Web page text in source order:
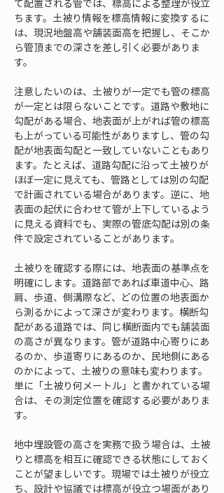
て配置される管では、標高による整理が役立
ちます。土被り情報を標高情報に変換するに
は、現況地盤高や舗装面高を把握し、そこか
ら管頂までの深さを差し引く必要がありま
す。
注意したいのは、土被りが一定でも管の標高
が一定とは限らないことです。道路や敷地に
勾配がある場合、地表面が上がれば管の標高
も上がっている可能性がありますし、管の勾
配が地表面勾配と一致していないこともあり
ます。たとえば、道路勾配に沿って土被りが
ほぼ一定に見えても、管路としては別の勾配
で計画されている場合があります。逆に、地
表面の起伏に合わせて管が上下しているよう
に見える資料でも、実際の管底勾配は別の条
件で設定されていることがあります。
土被りを確認する際には、地表面の基準点を
明確にします。道路部であれば車道中心、路
肩、歩道、側溝際など、どの位置の地表面か
ら測るかによって深さが変わります。横断勾
配がある道路では、同じ横断面内でも舗装面
の高さが異なります。管が道路中心寄りにあ
るのか、歩道寄りにあるのか、民地側にある
のかによって、土被りの意味も変わります。
単に「土被り何メートル」と書かれている場
合は、その測定位置を確認する必要がありま
す。
地中埋設管の高さを実務で扱う場合は、土被
りと標高を相互に確認できる状態にしておく
ことが望ましいです。現場では土被りが役立
ち、設計や協議では標高が役立つ場面があり